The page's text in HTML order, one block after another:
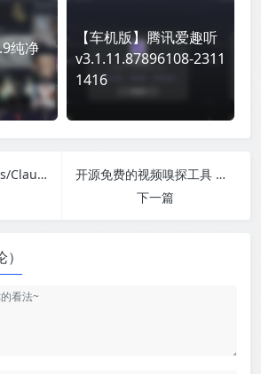
纯净
【车机版】腾讯爱趣听
v3.1.11.87896108-2311
1416
全开源ChatGPT Plus/Claude Pro账号共享服务系统源码/Pandora Helper
开源免费的视频嗅探工具 流媒体嗅探下载
下一篇